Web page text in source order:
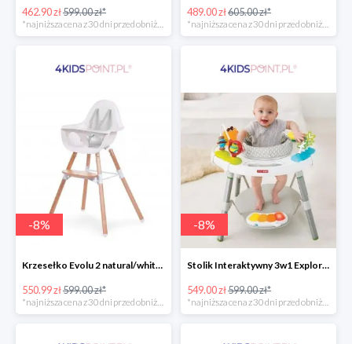
462.90 zł599.00 zł* 489.00 zł605.00 zł*
-8%
Krzesełko Evolu 2 natural/white Childhome
550.99 zł599.00 zł*
-8%
Stolik Interaktywny 3w1 Explore & More Skip Hop
549.00 zł599.00 zł*